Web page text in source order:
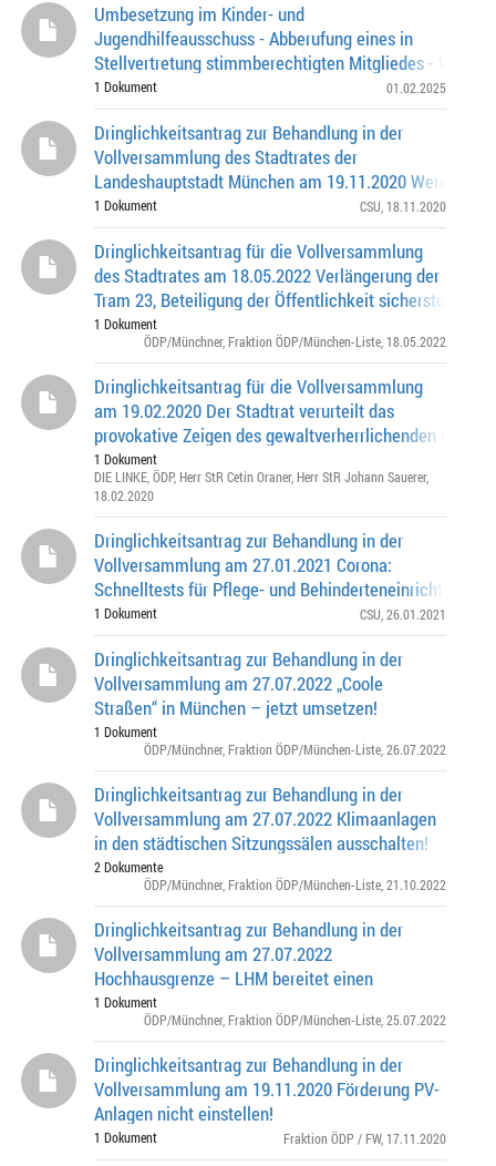
Umbesetzung im Kinder- und
Jugendhilfeausschuss - Abberufung eines in
Stellvertretung stimmberechtigten Mitgliedes - Wahl
Stellvertretung stimmberechtigten Mitgliedes
1 Dokument 01.02.2025
Dringlichkeitsantrag zur Behandlung in der
Vollversammlung des Stadtrates der
Landeshauptstadt München am 19.11.2020 Werden in
die Covid-positiven Menschen vom RGU rechtzeitig
1 Dokument CSU , 18.11.2020
Dringlichkeitsantrag für die Vollversammlung
des Stadtrates am 18.05.2022 Verlängerung der
Tram 23, Beteiligung der Öffentlichkeit sicherstellen
1 Dokument
ÖDP/Münchner, Fraktion ÖDP/München-Liste , 18.05.2022
Dringlichkeitsantrag für die Vollversammlung
am 19.02.2020 Der Stadtrat verurteilt das
provokative Zeigen des gewaltverherrlichenden
des Neonazi Heinz Meyer auf dem Marien
1 Dokument
DIE LINKE ÖDP, Herr StR Cetin Oraner, Herr StR Johann Sauerer,
18.02.2020
Dringlichkeitsantrag zur Behandlung in der
Vollversammlung am 27.01.2021 Corona:
Schnelltests für Pflege- und Behinderteneinrichtungen
1 Dokument CSU , 26.01.2021
Dringlichkeitsantrag zur Behandlung in der
Vollversammlung am 27.07.2022 „Coole
Straßen“ in München – jetzt umsetzen!
1 Dokument
ÖDP/Münchner, Fraktion ÖDP/München-Liste , 26.07.2022
Dringlichkeitsantrag zur Behandlung in der
Vollversammlung am 27.07.2022 Klimaanlagen
in den städtischen Sitzungssälen ausschalten!
2 Dokumente
ÖDP/Münchner, Fraktion ÖDP/München-Liste , 21.10.2022
Dringlichkeitsantrag zur Behandlung in der
Vollversammlung am 27.07.2022
Hochhausgrenze – LHM bereitet einen
Ratsentscheid vor!
1 Dokument
ÖDP/Münchner, Fraktion ÖDP/München-Liste , 25.07.2022
Dringlichkeitsantrag zur Behandlung in der
Vollversammlung am 19.11.2020 Förderung PV-
Anlagen nicht einstellen!
1 Dokument Fraktion ÖDP / FW, 17.11.2020